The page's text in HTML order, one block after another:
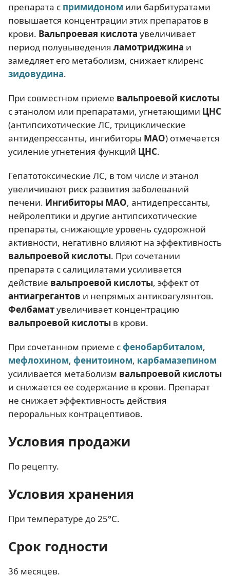
препарата с примидоном или барбитуратами
повышается концентрации этих препаратов в
крови. Вальпроевая кислота увеличивает
период полувыведения ламотриджина и
замедляет его метаболизм, снижает клиренс
зидовудина.
При совместном приеме вальпроевой кислоты
с этанолом или препаратами, угнетающими ЦНС
(антипсихотические ЛС, трициклические
антидепрессанты, ингибиторы МАО) отмечается
усиление угнетения функций ЦНС.
Гепатотоксические ЛС, в том числе и этанол
увеличивают риск развития заболеваний
печени. Ингибиторы МАО, антидепрессанты,
нейролептики и другие антипсихотические
препараты, снижающие уровень судорожной
активности, негативно влияют на эффективность
вальпроевой кислоты. При сочетании
препарата с салицилатами усиливается
действие вальпроевой кислоты, эффект от
антиагрегантов и непрямых антикоагулянтов.
Фелбаматувеличивает концентрацию
вальпроевой кислоты в крови.
При сочетанном приеме сфенобарбиталом,
мефлохином, фенитоином, карбамазепином
усиливается метаболизм вальпроевой кислоты
и снижается ее содержание в крови. Препарат
не снижает эффективность действия
пероральных контрацептивов.
Условия продажи
По рецепту.
Условия хранения
При температуре до 25°C.
Срок годности
36 месяцев.